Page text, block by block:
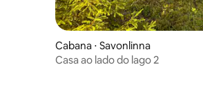
Cabana ⋅ Savonlinna
Casa ao lado do lago 2